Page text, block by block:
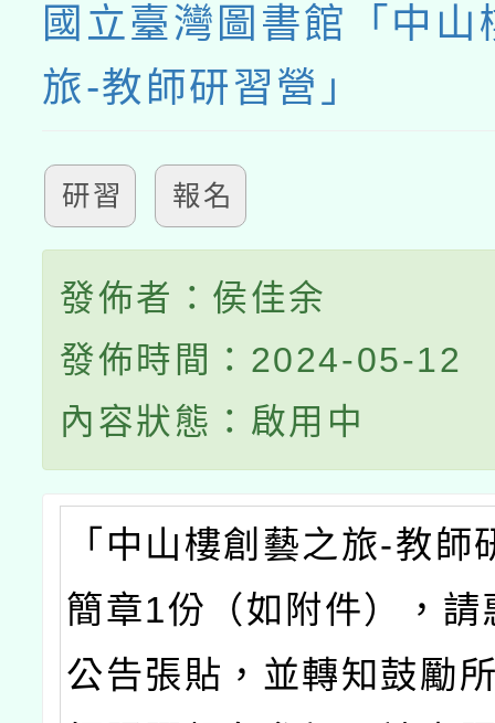
國立臺灣圖書館「中山
旅-教師研習營」
研習 報名
發佈者：侯佳余
發佈時間：2024-05-12
內容狀態：啟用中
「中山樓創藝之旅-教師
簡章1份（如附件），請
公告張貼，並轉知鼓勵